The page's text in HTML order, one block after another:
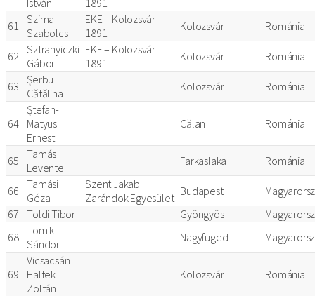
61
Szima
Szabolcs
EKE – Kolozsvár
1891
Kolozsvár Románia
62
Sztranyiczki
Gábor
EKE – Kolozsvár
1891
Kolozsvár Románia
63
Șerbu
Cătălina
Kolozsvár Románia
64
Ștefan-
Matyus
Ernest
Călan Románia
65
Tamás
Levente
Farkaslaka Románia
66
Tamási
Géza
Szent Jakab
Zarándok Egyesület Budapest
67
Toldi Tibor Gyöngyös
68 Tomik
Sándor
Nagyfüged
69
Vicsacsán
Haltek
Zoltán
Kolozsvár Románia